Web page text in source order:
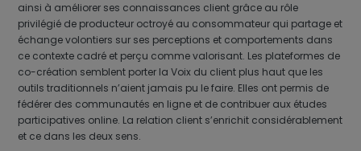
ainsi à améliorer ses connaissances client grâce au rôle
privilégié de producteur octroyé au consommateur qui partage et
échange volontiers sur ses perceptions et comportements dans
ce contexte cadré et perçu comme valorisant. Les plateformes de
co-création semblent porter la Voix du client plus haut que les
outils traditionnels n’aient jamais pu le faire. Elles ont permis de
fédérer des communautés en ligne et de contribuer aux études
participatives online. La relation client s’enrichit considérablement
et ce dans les deux sens.